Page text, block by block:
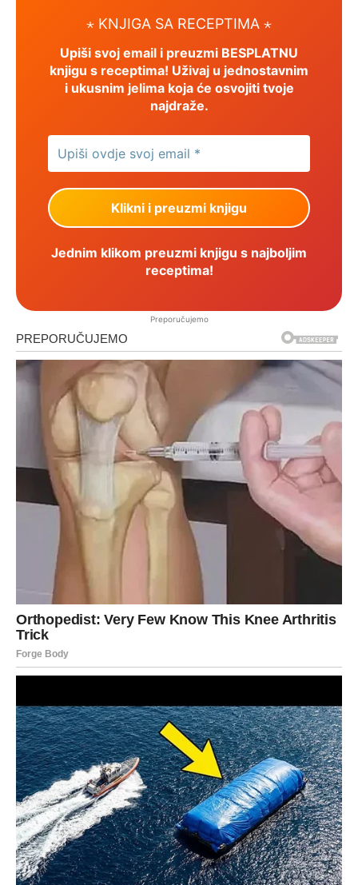
⋆ KNJIGA SA RECEPTIMA ⋆
Upiši svoj email i preuzmi BESPLATNU
knjigu s receptima! Uživaj u jednostavnim
i ukusnim jelima koja će osvojiti tvoje
najdraže.
Jednim klikom preuzmi knjigu s najboljim
receptima!
Preporučujemo